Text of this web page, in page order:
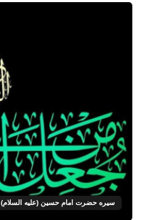
سیره حضرت امام حسین (علیه السلام)